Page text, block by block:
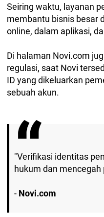
Seiring waktu, layanan
membantu bisnis besar
online, dalam aplikasi,
Di halaman Novi.com
regulasi, saat Novi
ID yang dikeluarkan
sebuah akun.
"Verifikasi identitas
hukum dan mencegah
- Novi.com